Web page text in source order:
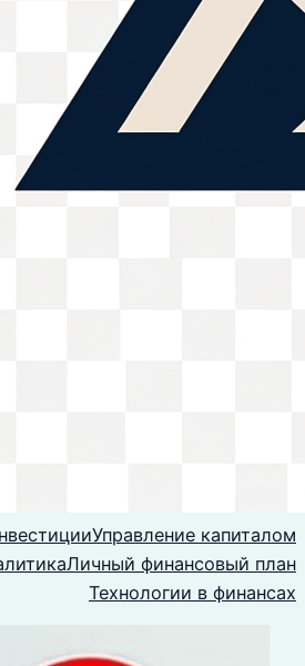
Управление капиталом
Личный финансовый план
Технологии в финансах